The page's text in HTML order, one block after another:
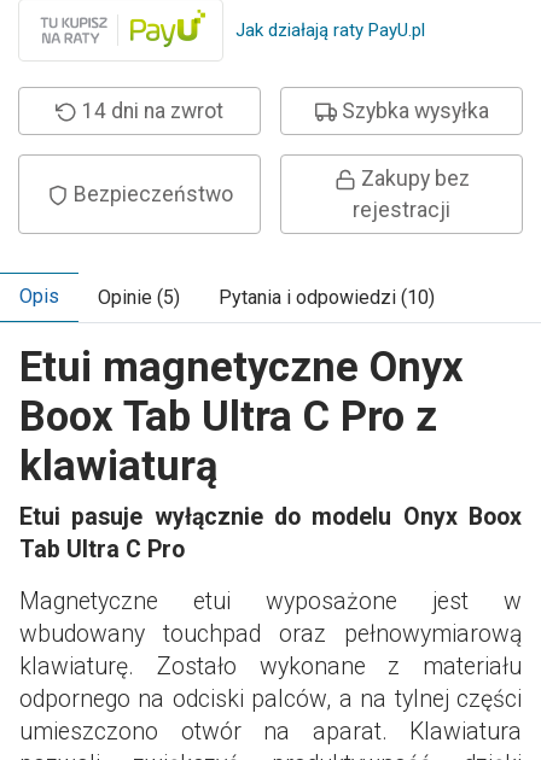
Jak działają raty PayU.pl
14 dni na zwrot Szybka wysyłka
Bezpieczeństwo
Zakupy bez
rejestracji
Opis Opinie (5) Pytania i odpowiedzi (10)
Etui magnetyczne Onyx
Boox Tab Ultra C Pro z
klawiaturą
Etui pasuje wyłącznie do modelu Onyx Boox
Tab Ultra C Pro
Magnetyczne etui wyposażone jest w
wbudowany touchpad oraz pełnowymiarową
klawiaturę. Zostało wykonane z materiału
odpornego na odciski palców, a na tylnej części
umieszczono otwór na aparat. Klawiatura